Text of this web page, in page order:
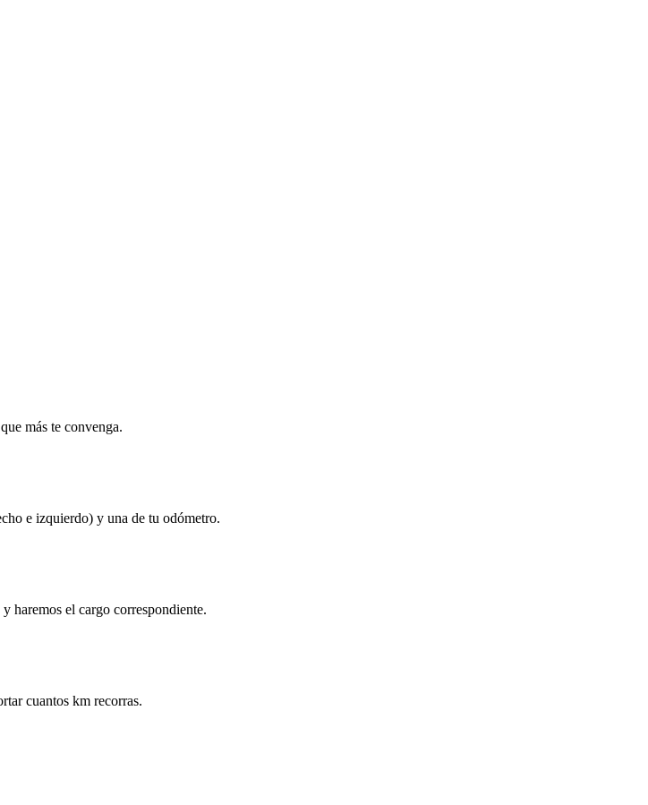
más te convenga.
e izquierdo) y una de tu odómetro.
haremos el cargo correspondiente.
cuantos km recorras.